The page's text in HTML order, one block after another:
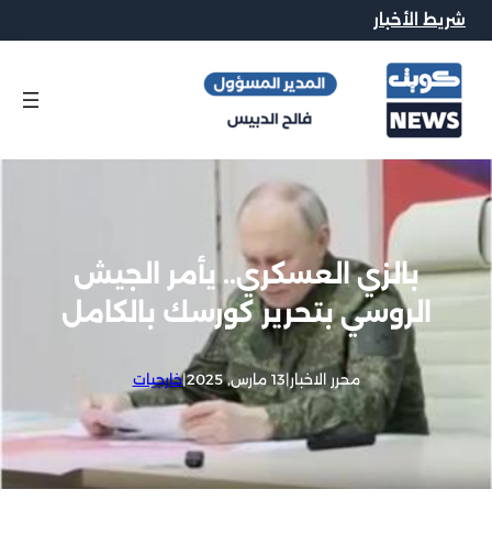
شريط الأخبار
بالزي العسكري.. يأمر الجيش
الروسي بتحرير كورسك بالكامل
محرر الاخبار|13 مارس, 2025 |خارجيات